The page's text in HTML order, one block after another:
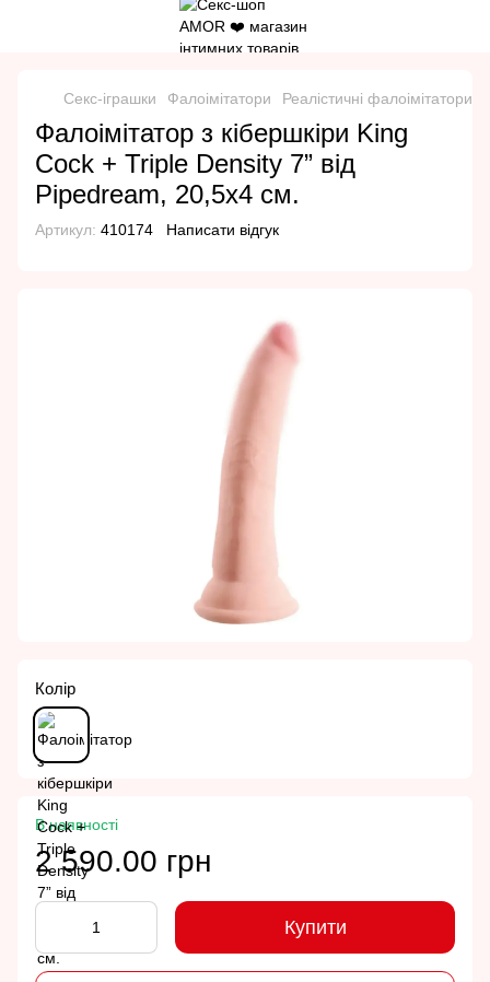
Секс-іграшки Фалоімітатори Реалістичні фалоімітатори
Фалоімітатор з кібершкіри King
Cock + Triple Density 7” від
Pipedream, 20,5х4 см.
Артикул: 410174 Написати відгук
Колір
В наявності
2 590.00 грн
Купити